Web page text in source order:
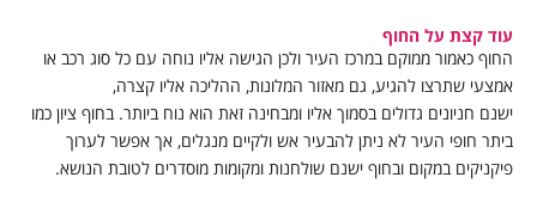
עוד קצת על החוף
החוף כאמור ממוקם במרכז העיר ולכן הגישה אליו נוחה עם כל סוג רכב או
אמצעי שתרצו להגיע, גם מאזור המלונות, ההליכה אליו קצרה,
ישנם חניונים גדולים בסמוך אליו ומבחינה זאת הוא נוח ביותר. בחוף ציון כמו
ביתר חופי העיר לא ניתן להבעיר אש ולקיים מנגלים, אך אפשר לערוך
פיקניקים במקום ובחוף ישנם שולחנות ומקומות מוסדרים לטובת הנושא.